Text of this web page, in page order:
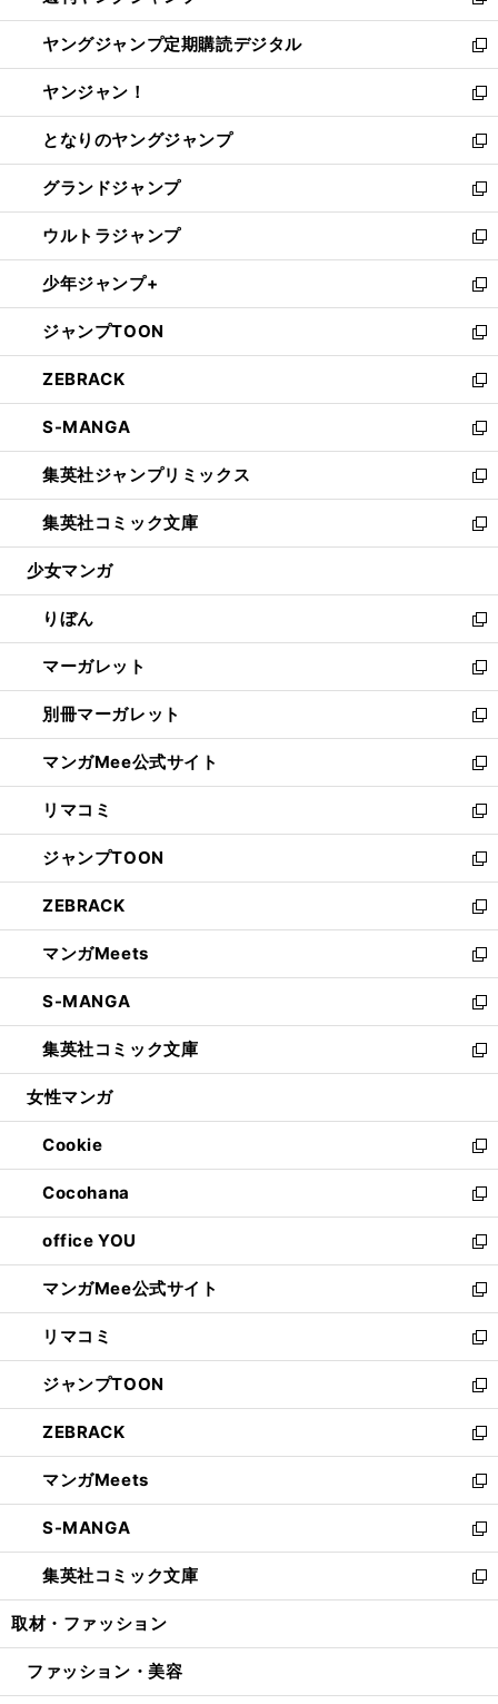
開
く
ウ
で
開
く
ン
ド
ウ
で
開
く
し
い
ウ
ィ
ン
ド
ウ
で
開
く
ヤングジャンプ定期購読デジタル
新
し
い
ウ
ィ
ン
ド
ウ
で
開
く
ヤンジャン！
新
し
い
ウ
ィ
ン
ド
ウ
で
開
く
となりのヤングジャンプ
新
し
い
ウ
ィ
ン
ド
ウ
で
開
く
グランドジャンプ
新
し
い
ウ
ィ
ン
ド
ウ
で
開
く
ウルトラジャンプ
新
し
い
ウ
ィ
ン
ド
ウ
で
開
く
少年ジャンプ+
新
し
い
ウ
ィ
ン
ド
ウ
で
開
く
ジャンプTOON
新
し
い
ウ
ィ
ン
ド
ウ
で
開
ZEBRACK
新
し
い
ウ
ィ
ン
ド
ウ
開
く
S-MANGA
新
し
い
ウ
ィ
ン
ウ
で
開
く
集英社ジャンプリミックス
新
し
い
ウ
ン
ド
ウ
で
開
く
集英社コミック文庫
新
し
ウ
ィ
ン
ド
ウ
で
開
く
少女マンガ
りぼん
新
し
い
ウ
ィ
ン
ド
ウ
で
開
く
マーガレット
新
し
い
ウ
ィ
ン
ド
ウ
で
開
く
別冊マーガレット
新
し
い
ウ
ィ
ン
ド
ウ
で
開
く
マンガMee公式サイト
新
し
い
ウ
ィ
ン
ド
ウ
で
開
く
リマコミ
新
し
い
ウ
ィ
ン
ド
ウ
で
開
く
ジャンプTOON
新
し
い
ウ
ィ
ン
ド
ウ
で
開
ZEBRACK
新
し
い
ウ
ィ
ン
ド
ウ
開
く
マンガMeets
新
し
い
ウ
ィ
ン
ウ
で
開
く
S-MANGA
新
し
い
ウ
ン
ド
ウ
で
開
く
集英社コミック文庫
新
し
ウ
ィ
ン
ド
ウ
で
開
く
女性マンガ
Cookie
新
し
い
ウ
ィ
ン
ド
ウ
で
開
く
Cocohana
新
し
い
ウ
ィ
ン
ド
ウ
で
開
く
office YOU
新
し
い
ウ
ィ
ン
ド
ウ
で
開
く
マンガMee公式サイト
新
し
い
ウ
ィ
ン
ド
ウ
で
開
く
リマコミ
新
し
い
ウ
ィ
ン
ド
ウ
で
開
く
ジャンプTOON
新
し
い
ウ
ィ
ン
ド
ウ
で
開
ZEBRACK
新
し
い
ウ
ィ
ン
ド
ウ
開
マンガMeets
新
し
い
ウ
ィ
ン
ウ
開
S-MANGA
新
し
い
ウ
ン
ウ
集英社コミック文庫
新
し
ウ
ン
取材・ファッション
ファッション・美容